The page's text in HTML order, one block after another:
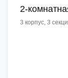
2-
3 корпус, 3